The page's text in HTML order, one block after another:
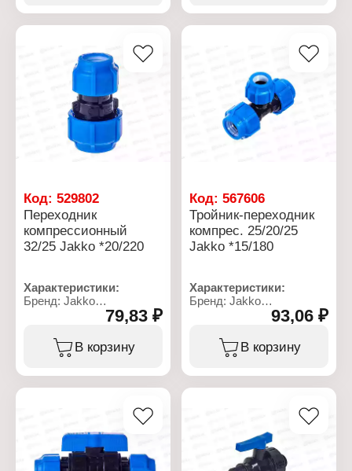
Резьба присоединения:
Рабочее давление: до 10
Температура
применения: от 0 до +40
Номинальное давление:
Тип вентиля: ручка
Тип арматуры:
регулирующая
Материал: полипропилен
Тип присоединения:
Резьба присоединения:
ВР-ВР
Код: 529802
Переходник
компрессионный
32/25 Jakko *20/220
Характеристики:
Бренд: Jakko
Артикул: 704071325T
Тип товара: Переходник
Тип: компрессионый
Диаметр присоединения:
применения: от 0 до +40
79,83 ₽
В корзину
Код:567606
Тройник-переходник
компрес. 25/20/25
Jakko *15/180
Характеристики:
Бренд: Jakko
Артикул: 704101220T
Тип товара: Тройник
Вариация: переходник
Тип: компрессионный
93,06 ₽
В корзину